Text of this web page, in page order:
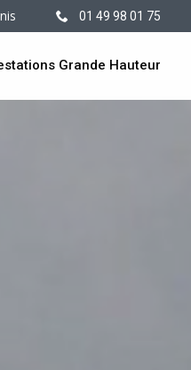
01 49 98 01 75
Grande Hauteur